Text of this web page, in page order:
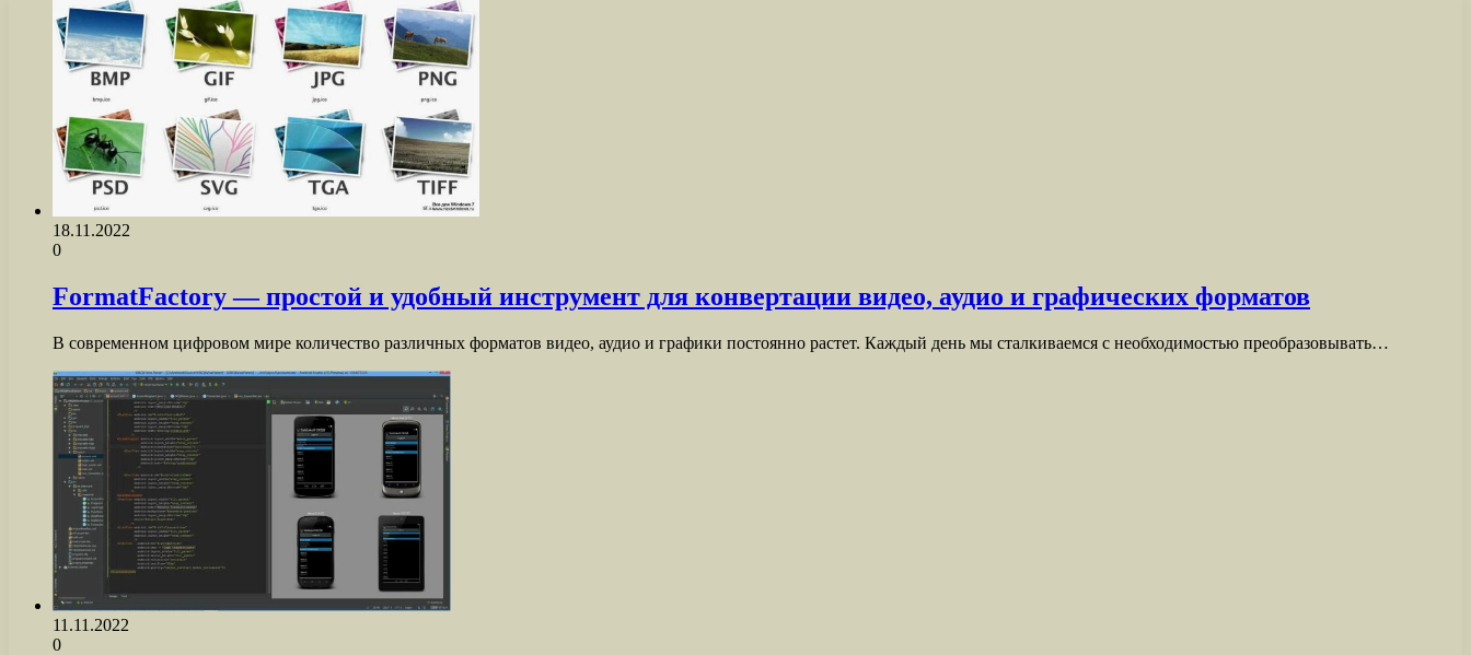
18.11.2022
0
FormatFactory — простой и удобный инструмент для конвертации видео, аудио и графических форматов
В современном цифровом мире количество различных форматов видео, аудио и графики постоянно растет. Каждый день мы сталкиваемся с необходимостью преобразовывать…
11.11.2022
0